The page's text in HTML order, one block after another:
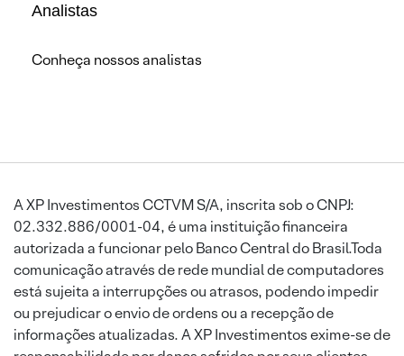
Analistas
Conheça nossos analistas
A XP Investimentos CCTVM S/A, inscrita sob o CNPJ:
02.332.886/0001-04, é uma instituição financeira
autorizada a funcionar pelo Banco Central do Brasil.Toda
comunicação através de rede mundial de computadores
está sujeita a interrupções ou atrasos, podendo impedir
ou prejudicar o envio de ordens ou a recepção de
informações atualizadas. A XP Investimentos exime-se de